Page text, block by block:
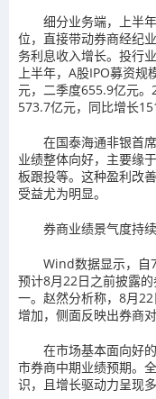
细分业务端，上半年
位，直接带动券商经纪
务利息收入增长。投行
上半年，A股IPO募资
元，二季度655.9亿元
573.7亿元，同比增长
在国泰海通非银首席
业绩整体向好，主要缘
板跟投等。这种盈利改
受益尤为明显。
券商业绩景气度持
Wind数据显示，自7
预计8月22日之前披露
一。赵然分析称，8月
增加，侧面反映出券商
在市场基本面向好的
市券商中期业绩预期。
识，且增长驱动力呈现多